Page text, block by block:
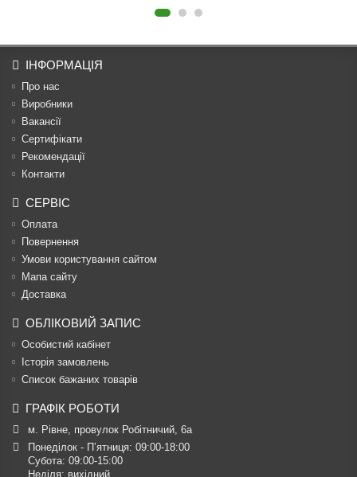
ІНФОРМАЦІЯ
Про нас
Виробники
Вакансії
Сертифікати
Рекомендації
Контакти
СЕРВІС
Оплата
Повернення
Умови користування сайтом
Мапа сайту
Доставка
ОБЛІКОВИЙ ЗАПИС
Особистий кабінет
Історія замовлень
Список бажаних товарів
ГРАФІК РОБОТИ
м. Рівне, провулок Робітничий, 6а
Понеділок - П’ятниця: 09:00-18:00
Субота: 09:00-15:00
Неділя: вихідний